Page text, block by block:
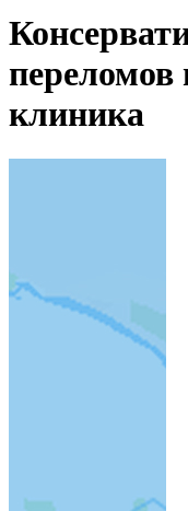
переломов
клиника